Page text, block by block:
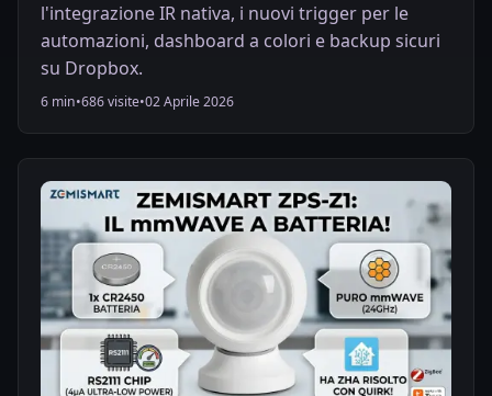
l'integrazione IR nativa, i nuovi trigger per le
automazioni, dashboard a colori e backup sicuri
su Dropbox.
6 min•686 visite•02 Aprile 2026